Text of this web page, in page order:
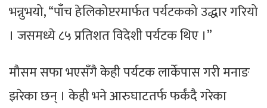
भन्नुभयो, “पाँच हेलिकोप्टरमार्फत पर्यटकको उद्धार गरियो
। जसमध्ये ८५ प्रतिशत विदेशी पर्यटक थिए ।”
मौसम सफा भएसँगै केही पर्यटक लार्केपास गरी मनाङ
झरेका छन् । केही भने आरुघाटतर्फ फर्कंदै गरेका